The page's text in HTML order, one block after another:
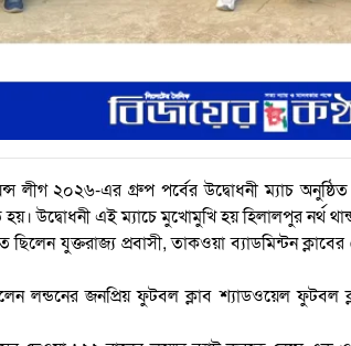
লীগ ২০২৬-এর গ্রুপ পর্বের উদ্বোধনী ম্যাচ
উদ্বোধনী এই ম্যাচে মুখোমুখি হয় হিলালপুর নর্থ
ছিলেন যুক্তরাজ্য প্রবাসী, তাকওয়া ব্যাডমিন্টন
লন্ডনের জনপ্রিয় ফুটবল ক্লাব শ্যাডওয়েল